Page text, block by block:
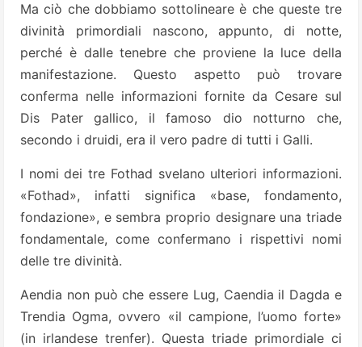
Ma ciò che dobbiamo sottolineare è che queste tre
divinità primordiali nascono, appunto, di notte,
perché è dalle tenebre che proviene la luce della
manifestazione. Questo aspetto può trovare
conferma nelle informazioni fornite da Cesare sul
Dis Pater gallico, il famoso dio notturno che,
secondo i druidi, era il vero padre di tutti i Galli.
I nomi dei tre Fothad svelano ulteriori informazioni.
«Fothad», infatti significa «base, fondamento,
fondazione», e sembra proprio designare una triade
fondamentale, come confermano i rispettivi nomi
delle tre divinità.
Aendia non può che essere Lug, Caendia il Dagda e
Trendia Ogma, ovvero «il campione, l’uomo forte»
(in irlandese trenfer). Questa triade primordiale ci